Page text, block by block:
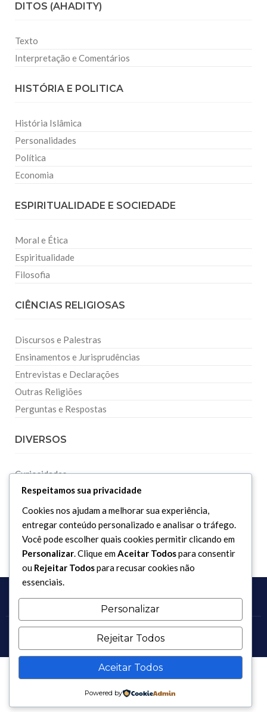
DITOS (AHADITY)
Texto
Interpretação e Comentários
HISTÓRIA E POLITICA
História Islâmica
Personalidades
Política
Economia
ESPIRITUALIDADE E SOCIEDADE
Moral e Ética
Espiritualidade
Filosofia
CIÊNCIAS RELIGIOSAS
Discursos e Palestras
Ensinamentos e Jurisprudências
Entrevistas e Declarações
Outras Religiões
Perguntas e Respostas
DIVERSOS
Curiosidades
Dicionário Islâmico
Downloads
Copyright 2017 - 2026 / Todos os direitos reservados.
Respeitamos sua privacidade
Cookies nos ajudam a melhorar sua experiência,
entregar conteúdo personalizado e analisar o tráfego.
Você pode escolher quais cookies permitir clicando em
Personalizar. Clique emAceitar Todospara consentir
ou Rejeitar Todospara recusar cookies não
essenciais.
Personalizar
Rejeitar Todos
Aceitar Todos
Powered by